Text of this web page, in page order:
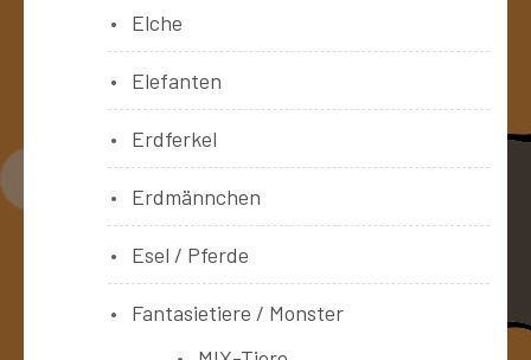
Elche
Elefanten
Erdferkel
Erdmännchen
Esel / Pferde
Fantasietiere / Monster